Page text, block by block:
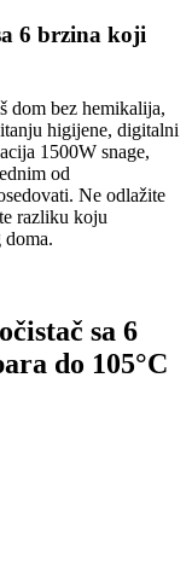
6 brzina koji
dom bez hemikalija,
higijene, digitalni
1500W snage,
od
Ne odlažite
razliku koju
doma.
sa 6
do 105°C